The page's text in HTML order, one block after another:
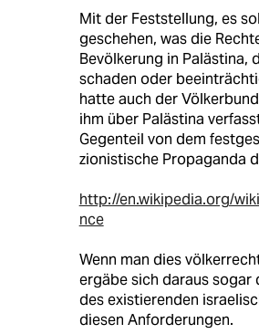
Mit der Feststellung, es
geschehen, was die
Bevölkerung in Palästina,
schaden oder
hatte auch der
ihm über Palästina
Gegenteil von dem
zionistische Propaganda
http://en.wikipedia.org/
nce
Wenn man dies
ergäbe sich daraus sogar
des existierenden
diesen Anforderungen.